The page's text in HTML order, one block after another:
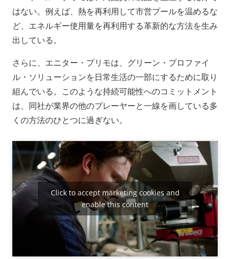
はない。例えば、熱を再利用して市営プールを温めるな
ど、エネルギー使用量を再利用する革新的な方法を生み
出している。
さらに、エニター・プリモは、グリーン・プロファイ
ル・ソリューションを日常生活の一部にするために取り
組んでいる。このような持続可能性へのコミットメント
は、同社が業界の他のプレーヤーと一線を画している多
くの方法のひとつに過ぎない。
Click to accept marketing cookies and
enable this content